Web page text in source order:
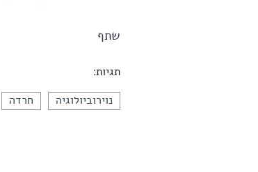
שתף
תגיות:
נוירוביולוגיה חרדה